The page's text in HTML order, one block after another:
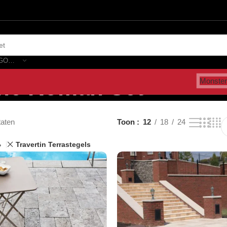
Roman Set”
Toon 12 18 24
Travertin Terrastegels